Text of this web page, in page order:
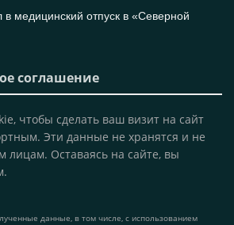
медицинский отпуск в «Северной
соглашение
чтобы сделать ваш визит на сайт
Эти данные не хранятся и не
лицам. Оставаясь на сайте, вы
данные, в том числе, с использованием